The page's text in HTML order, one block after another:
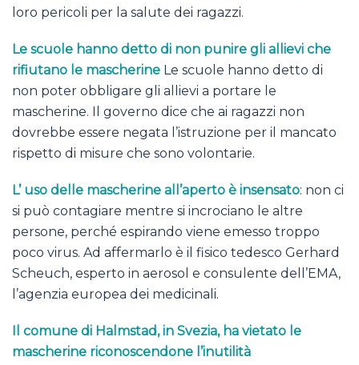
loro pericoli per la salute dei ragazzi.
Le scuole hanno detto di non punire gli allievi che
rifiutano le mascherine Le scuole hanno detto di
non poter obbligare gli allievi a portare le
mascherine. Il governo dice che ai ragazzi non
dovrebbe essere negata l’istruzione per il mancato
rispetto di misure che sono volontarie.
L’ uso delle mascherine all’aperto è insensato: non ci
si può contagiare mentre si incrociano le altre
persone, perché espirando viene emesso troppo
poco virus. Ad affermarlo è il fisico tedesco Gerhard
Scheuch, esperto in aerosol e consulente dell’EMA,
l’agenzia europea dei medicinali.
Il comune di Halmstad, in Svezia, ha vietato le
mascherine riconoscendone l’inutilità